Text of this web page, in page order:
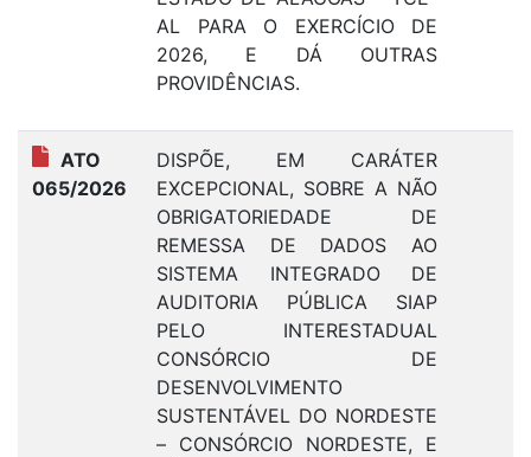
AL PARA O EXERCÍCIO DE
2026, E DÁ OUTRAS
PROVIDÊNCIAS.
ATO
065/2026
DISPÕE, EM CARÁTER
EXCEPCIONAL, SOBRE A NÃO
OBRIGATORIEDADE DE
REMESSA DE DADOS AO
SISTEMA INTEGRADO DE
AUDITORIA PÚBLICA SIAP
PELO INTERESTADUAL
CONSÓRCIO DE
DESENVOLVIMENTO
SUSTENTÁVEL DO NORDESTE
– CONSÓRCIO NORDESTE, E